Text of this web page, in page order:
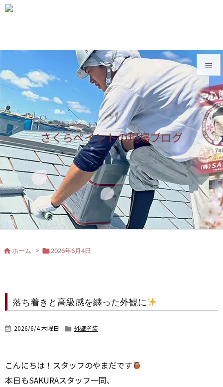
さくらペイントの現場ブログ


メニュ

サイド

前へ

次へ

検索
ホーム > 2026年6月4日
落ち着きと高級感を纏った外観に
 2026/6/4 木曜日  外壁塗装
こんにちは！スタッフのやまだです
本日もSAKURAスタッフ一同、